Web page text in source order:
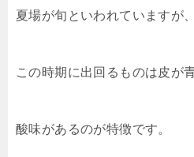
夏場が旬といわれていますが、
この時期に出回るものは皮が青
酸味があるのが特徴です。